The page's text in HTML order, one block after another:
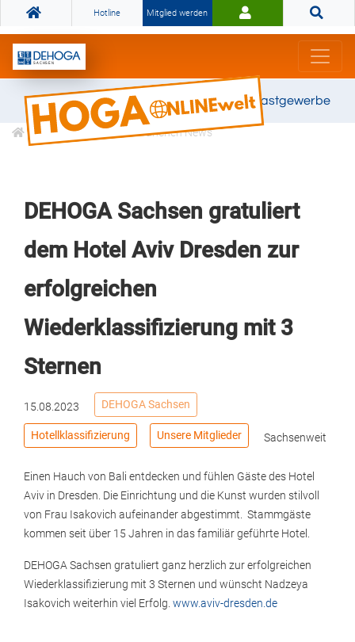
Hotline Mitglied werden
Gemeinsam stark für das Gastgewerbe
Informationen Branchen News
DEHOGA Sachsen gratuliert
dem Hotel Aviv Dresden zur
erfolgreichen
Wiederklassifizierung mit 3
Sternen
15.08.2023 DEHOGA Sachsen
Hotellklassifizierung Unsere Mitglieder Sachsenweit
Einen Hauch von Bali entdecken und fühlen Gäste des Hotel
Aviv in Dresden. Die Einrichtung und die Kunst wurden stilvoll
von Frau Isakovich aufeinander abgestimmt. Stammgäste
kommen seit über 15 Jahren in das familiär geführte Hotel.
DEHOGA Sachsen gratuliert ganz herzlich zur erfolgreichen
Wiederklassifizierung mit 3 Sternen und wünscht Nadzeya
Isakovich weiterhin viel Erfolg. www.aviv-dresden.de